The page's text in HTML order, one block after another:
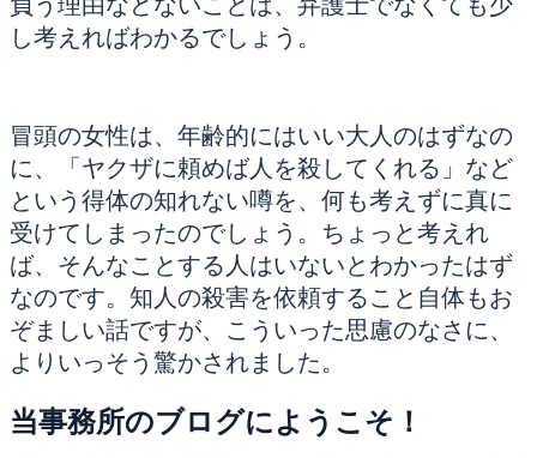
し考えればわかるでしょう。
冒頭の女性は、年齢的にはいい大人のはずなの
に、「ヤクザに頼めば人を殺してくれる」など
という得体の知れない噂を、何も考えずに真に
受けてしまったのでしょう。ちょっと考えれ
ば、そんなことする人はいないとわかったはず
なのです。知人の殺害を依頼すること自体もお
ぞましい話ですが、こういった思慮のなさに、
よりいっそう驚かされました。
当事務所のブログにようこそ！